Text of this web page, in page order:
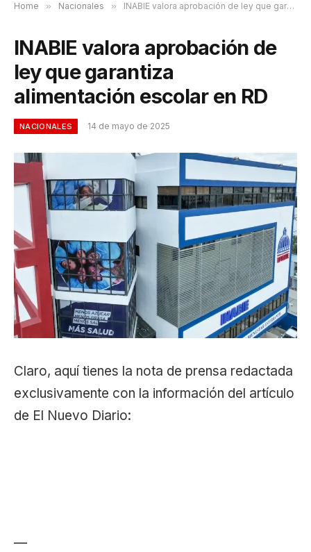
Home » Nacionales » INABIE valora aprobación de ley que garantiza alimentación escolar en RD
INABIE valora aprobación de
ley que garantiza
alimentación escolar en RD
NACIONALES 14 de mayo de 2025
Claro, aquí tienes la nota de prensa redactada
exclusivamente con la información del artículo
de El Nuevo Diario:
—